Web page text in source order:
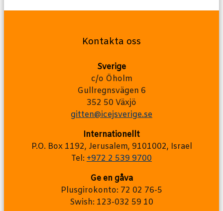
Kontakta oss
Sverige
c/o Öholm
Gullregnsvägen 6
352 50 Växjö
gitten@icejsverige.se
Internationellt
P.O. Box 1192, Jerusalem, 9101002, Israel
Tel: +972 2 539 9700
Ge en gåva
Plusgirokonto: 72 02 76-5
Swish: 123-032 59 10